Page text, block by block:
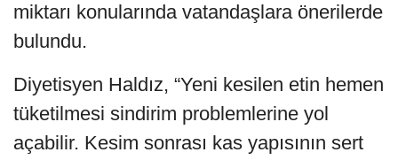
miktarı konularında vatandaşlara önerilerde
bulundu.
Diyetisyen Haldız, “Yeni kesilen etin hemen
tüketilmesi sindirim problemlerine yol
açabilir. Kesim sonrası kas yapısının sert